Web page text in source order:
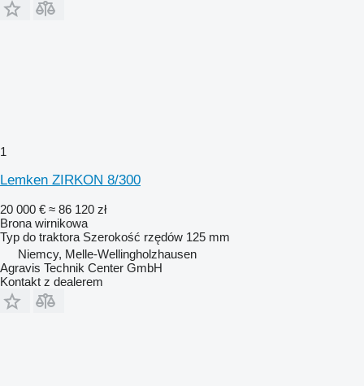
1
Lemken ZIRKON 8/300
20 000 € ≈ 86 120 zł
Brona wirnikowa
Typ do traktora Szerokość rzędów 125 mm
Niemcy, Melle-Wellingholzhausen
Agravis Technik Center GmbH
Kontakt z dealerem